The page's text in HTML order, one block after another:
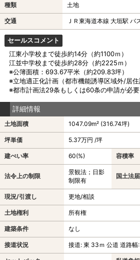
種類 土地
交通 ＪＲ東海道本線 大垣駅 バ
セールスコメント
江東小学校まで徒歩約14分（約1100ｍ）
江並中学校まで徒歩約28分（約2225ｍ）
※公簿面積：693.67平米（約209.83坪）
※立地適正化計画（都市機能誘導区域外/居住
※都市計画法29条もしくは60条の申請が必
詳細情報
土地面積 1047.09m² (316.74坪)
坪単価 5.37万円 /坪
建ぺい率 60(%) 容積率
法令上の制限
景観法；日影
制限有
国土法
現況/引渡し 更地/相談
土地権利 所有権
建築条件 なし
接道状況 接道: 東 33ｍ 公道 道路幅